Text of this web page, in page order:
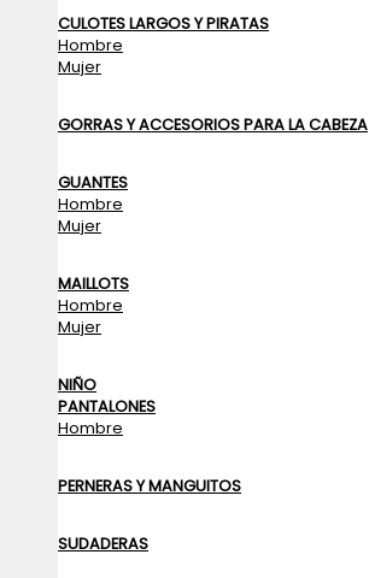
CULOTES LARGOS Y PIRATAS
Hombre
Mujer
GORRAS Y ACCESORIOS PARA LA CABEZA
GUANTES
Hombre
Mujer
MAILLOTS
Hombre
Mujer
NIÑO
PANTALONES
Hombre
PERNERAS Y MANGUITOS
SUDADERAS